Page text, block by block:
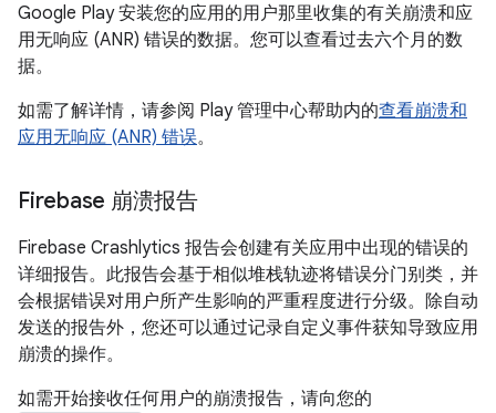
Google Play 安装您的应用的用户那里收集的有关崩溃和应
用无响应 (ANR) 错误的数据。您可以查看过去六个月的数
据。
如需了解详情，请参阅 Play 管理中心帮助内的查看崩溃和
应用无响应 (ANR) 错误。
Firebase 崩溃报告
Firebase Crashlytics 报告会创建有关应用中出现的错误的
详细报告。此报告会基于相似堆栈轨迹将错误分门别类，并
会根据错误对用户所产生影响的严重程度进行分级。除自动
发送的报告外，您还可以通过记录自定义事件获知导致应用
崩溃的操作。
如需开始接收任何用户的崩溃报告，请向您的